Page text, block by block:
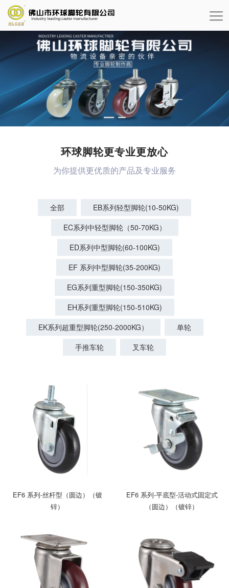
环球脚轮更专业更放心
为你提供更优质的产品及专业服务
全部
EB系列轻型脚轮(10-50KG)
EC系列中轻型脚轮（50-70KG）
ED系列中型脚轮(60-100KG)
EF 系列中型脚轮(35-200KG)
EG系列重型脚轮(150-350KG)
EH系列重型脚轮(150-510KG)
EK系列超重型脚轮(250-2000KG）
单轮
手推车轮
叉车轮
EF6 系列-丝杆型（圆边）（镀
锌）
EF6 系列-平底型-活动式固定式
（圆边）（镀锌）